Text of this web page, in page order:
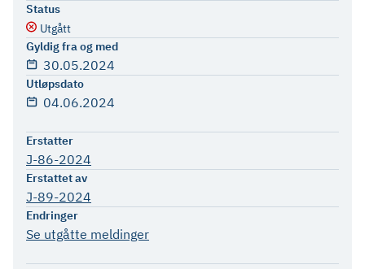
Status
Utgått
Gyldig fra og med
30.05.2024
Utløpsdato
04.06.2024
Erstatter
J-86-2024
Erstattet av
J-89-2024
Endringer
Se utgåtte meldinger